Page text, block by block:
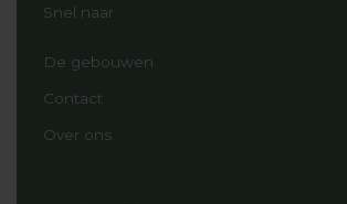
Snel naar
De gebouwen
Contact
Over ons